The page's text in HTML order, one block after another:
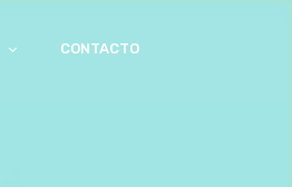
CONTACTO